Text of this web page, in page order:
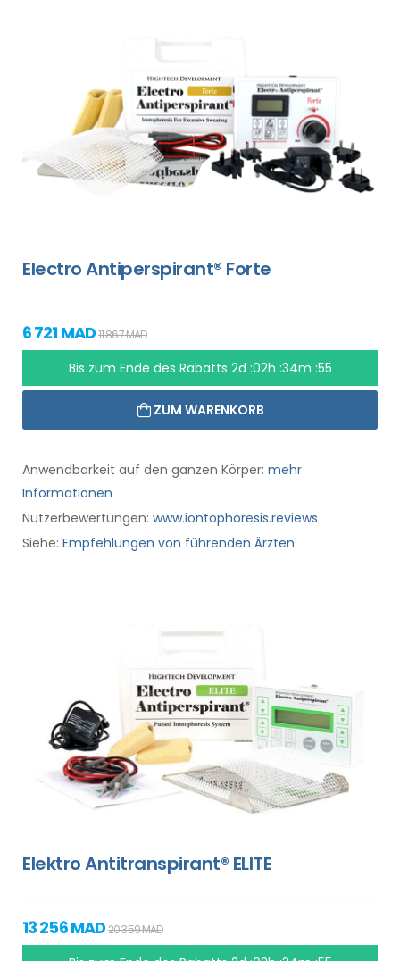
Electro Antiperspirant® Forte
6 721 MAD11 867 MAD
Bis zum Ende des Rabatts 2d :02h :34m :55
ZUM WARENKORB
Anwendbarkeit auf den ganzen Körper: mehr
Informationen
Nutzerbewertungen: www.iontophoresis.reviews
Siehe: Empfehlungen von führenden Ärzten
Elektro Antitranspirant® ELITE
13 256 MAD20 359 MAD